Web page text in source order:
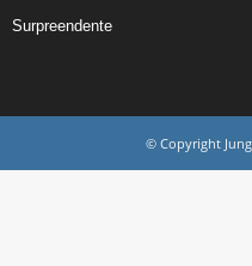
Surpreendente
© Copyright